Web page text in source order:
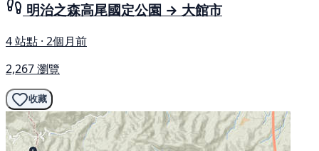
明治之森高尾國定公園 → 大館市
4 站點 · 2個月前
2,267 瀏覽
收藏